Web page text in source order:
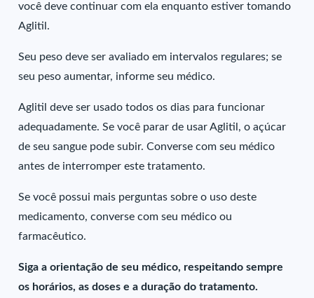
você deve continuar com ela enquanto estiver tomando
Aglitil.
Seu peso deve ser avaliado em intervalos regulares; se
seu peso aumentar, informe seu médico.
Aglitil deve ser usado todos os dias para funcionar
adequadamente. Se você parar de usar Aglitil, o açúcar
de seu sangue pode subir. Converse com seu médico
antes de interromper este tratamento.
Se você possui mais perguntas sobre o uso deste
medicamento, converse com seu médico ou
farmacêutico.
Siga a orientação de seu médico, respeitando sempre
os horários, as doses e a duração do tratamento.